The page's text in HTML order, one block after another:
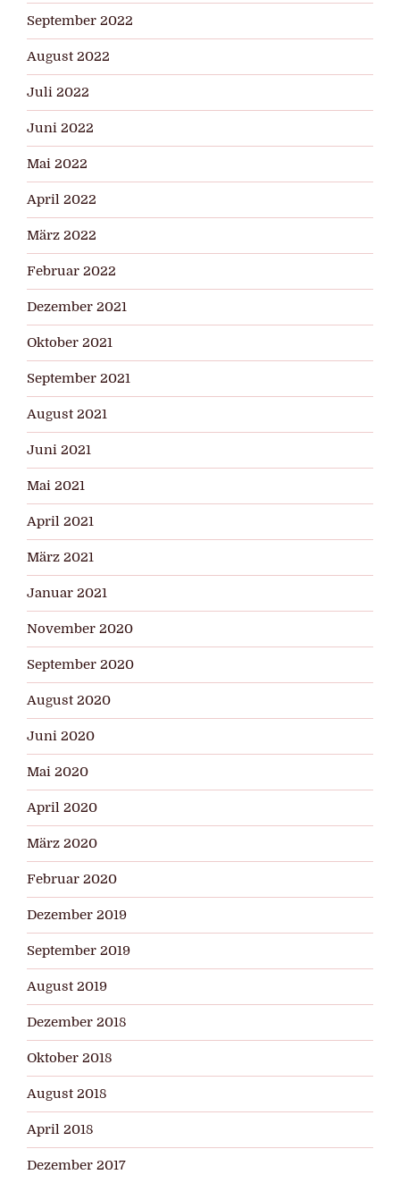
September 2022
August 2022
Juli 2022
Juni 2022
Mai 2022
April 2022
März 2022
Februar 2022
Dezember 2021
Oktober 2021
September 2021
August 2021
Juni 2021
Mai 2021
April 2021
März 2021
Januar 2021
November 2020
September 2020
August 2020
Juni 2020
Mai 2020
April 2020
März 2020
Februar 2020
Dezember 2019
September 2019
August 2019
Dezember 2018
Oktober 2018
August 2018
April 2018
Dezember 2017